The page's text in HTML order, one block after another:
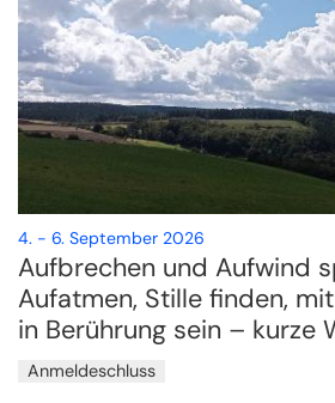
4. - 6. September 2026
Aufbrechen und Aufwind
Aufatmen, Stille finden,
in Berührung sein – kurze
Anmeldeschluss